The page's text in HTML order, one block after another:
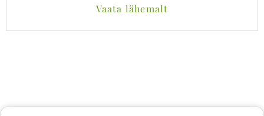
Vaata lähemalt